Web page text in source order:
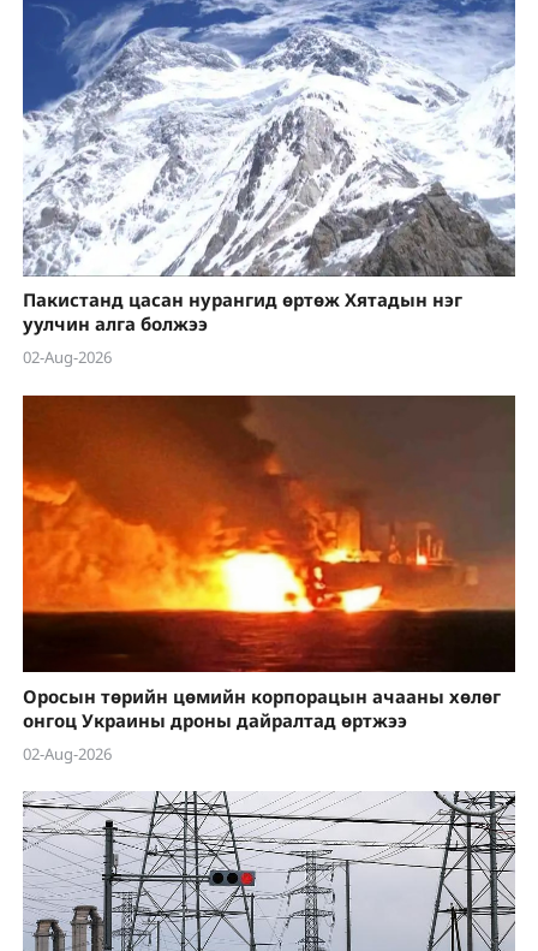
Пакистанд цасан нурангид өртөж Хятадын нэг
уулчин алга болжээ
02-Aug-2026
Оросын төрийн цөмийн корпорацын ачааны хөлөг
онгоц Украины дроны дайралтад өртжээ
02-Aug-2026